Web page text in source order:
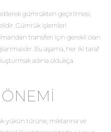
gümrükten geçirilmesi,
Gümrük işlemleri
transferi için gerekli olan
Bu aşama, her iki taraf
adına oldukça
yükün türüne, miktarına ve